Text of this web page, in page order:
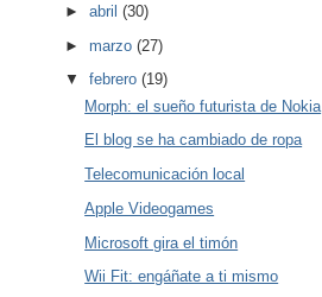
►abril(30)
►marzo(27)
▼febrero(19)
Morph: el sueño futurista de Nokia
El blog se ha cambiado de ropa
Telecomunicación local
Apple Videogames
Microsoft gira el timón
Wii Fit: engáñate a ti mismo